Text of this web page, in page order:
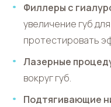
Филлеры с
увеличение губ
протестировать
Лазерные
вокруг губ.
Подтягивающие